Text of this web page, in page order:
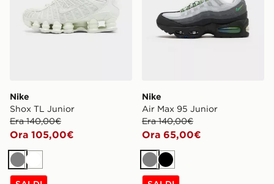
Nike
Shox TL Junior
Era 140,00€
Ora 105,00€
GrigioBianco
Nike
Air Max 95 Junior
Era 140,00€
Ora 65,00€
Grigio
Nero